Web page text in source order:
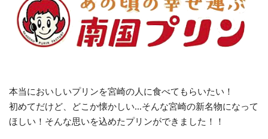
本当においしいプリンを宮崎の人に食べてもらいたい！
初めてだけど、どこか懐かしい…そんな宮崎の新名物になって
ほしい！そんな思いを込めたプリンができました！！